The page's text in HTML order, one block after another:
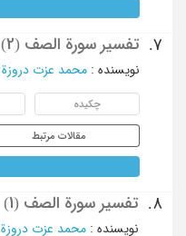
7. تفسیر سورة الصف (2)
نویسنده : محمد عزت دروزة
چکیده
مقالات مرتبط
8. تفسیر سورة الصف (1)
نویسنده : محمد عزت دروزة